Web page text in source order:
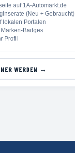
auf 1A-Automarkt.de
(Neu + Gebraucht)
lokalen Portalen
Badges
Profil
WERDEN →